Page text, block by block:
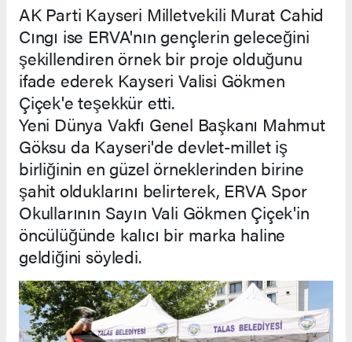
AK Parti Kayseri Milletvekili Murat Cahid
Cıngı ise ERVA'nın gençlerin geleceğini
şekillendiren örnek bir proje olduğunu
ifade ederek Kayseri Valisi Gökmen
Çiçek'e teşekkür etti.
Yeni Dünya Vakfı Genel Başkanı Mahmut
Göksu da Kayseri'de devlet-millet iş
birliğinin en güzel örneklerinden birine
şahit olduklarını belirterek, ERVA Spor
Okullarının Sayın Vali Gökmen Çiçek'in
öncülüğünde kalıcı bir marka haline
geldiğini söyledi.